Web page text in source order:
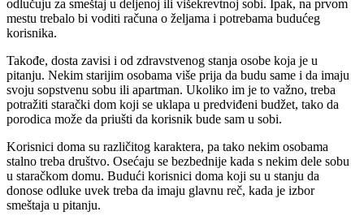
odlučuju za smeštaj u deljenoj ili višekrevtnoj sobi. Ipak, na prvom
mestu trebalo bi voditi računa o željama i potrebama budućeg
korisnika.
Takođe, dosta zavisi i od zdravstvenog stanja osobe koja je u
pitanju. Nekim starijim osobama više prija da budu same i da imaju
svoju sopstvenu sobu ili apartman. Ukoliko im je to važno, treba
potražiti starački dom koji se uklapa u predviđeni budžet, tako da
porodica može da priušti da korisnik bude sam u sobi.
Korisnici doma su različitog karaktera, pa tako nekim osobama
stalno treba društvo. Osećaju se bezbednije kada s nekim dele sobu
u staračkom domu. Budući korisnici doma koji su u stanju da
donose odluke uvek treba da imaju glavnu reč, kada je izbor
smeštaja u pitanju.